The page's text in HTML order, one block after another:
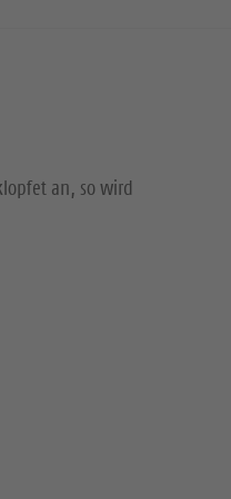
an, so wird